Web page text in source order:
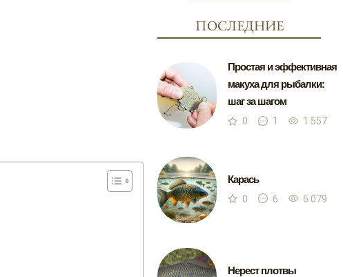
ПОСЛЕДНИЕ
Простая и эффективная
макуха для рыбалки:
шаг за шагом
0 1 1 557
Карась
0 6 6 079
Нерест плотвы